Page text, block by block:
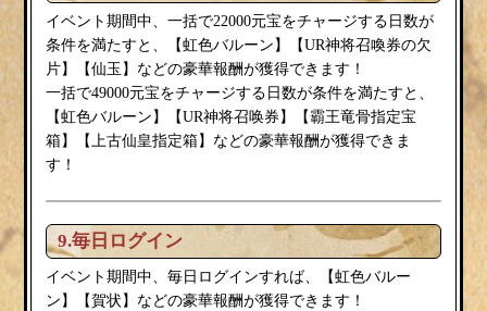
イベント期間中、一括で22000元宝をチャージする日数が
条件を満たすと、【虹色バルーン 】【UR神将召喚券の欠
片】【仙玉】などの豪華報酬が獲得できます！
一括で49000元宝をチャージする日数が条件を満たすと、
【虹色バルーン 】【UR神将召唤券】【霸王竜骨指定宝
箱】【上古仙皇指定箱】などの豪華報酬が獲得できま
す！
9.毎日ログイン
イベント期間中、毎日ログインすれば、【虹色バルー
ン 】【賀状 】などの豪華報酬が獲得できます！